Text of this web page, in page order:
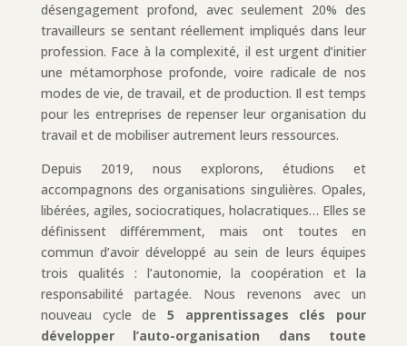
désengagement profond, avec seulement 20% des
travailleurs se sentant réellement impliqués dans leur
profession. Face à la complexité, il est urgent d’initier
une métamorphose profonde, voire radicale de nos
modes de vie, de travail, et de production. Il est temps
pour les entreprises de repenser leur organisation du
travail et de mobiliser autrement leurs ressources.
Depuis 2019, nous explorons, étudions et
accompagnons des organisations singulières. Opales,
libérées, agiles, sociocratiques, holacratiques… Elles se
définissent différemment, mais ont toutes en
commun d’avoir développé au sein de leurs équipes
trois qualités : l’autonomie, la coopération et la
responsabilité partagée. Nous revenons avec un
nouveau cycle de 5 apprentissages clés pour
développer l’auto-organisation dans toute